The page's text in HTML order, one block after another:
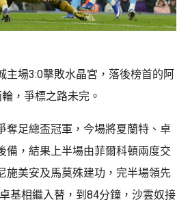
主場3:0擊敗水晶宮，落後榜首的阿
，爭標之路未完。
奪足總盃冠軍，今場將夏蘭特、卓
備，結果上半場由菲爾科頓兩度交
施美安及馬莫殊建功，完半場領先
基相繼入替，到84分鐘，沙雲奴接